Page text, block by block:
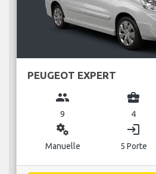
PEUGEOT EXPERT
group
9
business_center
4
miscellaneous_services
Manuelle
login
5 Porte